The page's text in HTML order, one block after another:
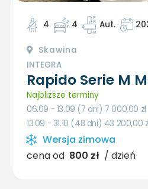
4 4 Aut.
Skawina
INTEGRA
Rapido Serie M
Najbliższe terminy
06.09 - 13.09 (7 dni) 7 000,00 zł
13.09 - 31.10 (48 dni) 43 200,00
Wersja zimowa
cena od 800 zł / dzień